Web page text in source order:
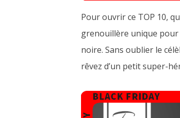
Pour ouvrir ce TOP 10,
grenouillère unique pour
noire. Sans oublier le
rêvez d’un petit super-